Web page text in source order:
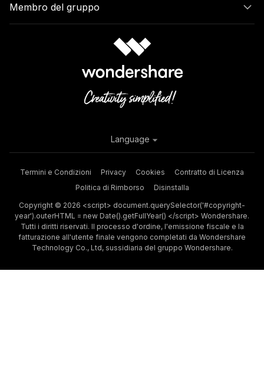
Membro del gruppo
Termini e Condizioni Privacy Cookies
Contratto di Licenza
Politica di Rimborso
Disinstalla
Copyright © 2026 <script> document.querySelector('#copyright-
year').outerHTML = new Date().getFullYear() </script> Wondershare.
Tutti i diritti riservati. Il processo d'ordine, l'emissione fiscale e la
fatturazione all'utente finale vengono completati da Wondershare
Technology Co., Ltd, sussidiaria del gruppo Wondershare.
Language